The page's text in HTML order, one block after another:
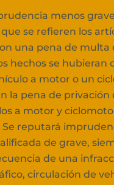
menos
se refieren los
una pena de multa
hechos se hubieran
a motor o un
la pena de privación
a motor y
Se reputará
de grave,
de una
circulación de